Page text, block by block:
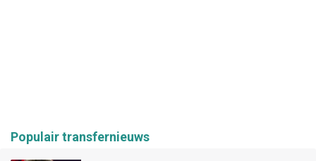
Populair transfernieuws